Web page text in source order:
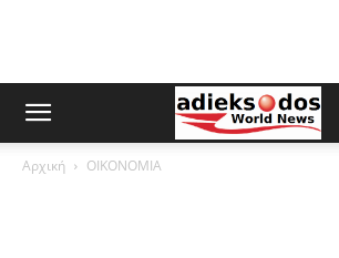
Αρχική ΟΙΚΟΝΟΜΙΑ